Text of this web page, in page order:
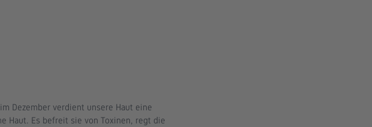
Dezember verdient unsere Haut eine
Haut. Es befreit sie von Toxinen, regt die